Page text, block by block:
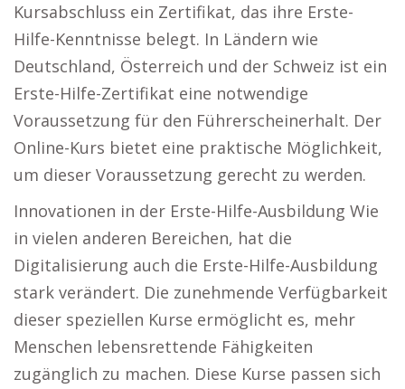
Kursabschluss ein Zertifikat, das ihre Erste-
Hilfe-Kenntnisse belegt. In Ländern wie
Deutschland, Österreich und der Schweiz ist ein
Erste-Hilfe-Zertifikat eine notwendige
Voraussetzung für den Führerscheinerhalt. Der
Online-Kurs bietet eine praktische Möglichkeit,
um dieser Voraussetzung gerecht zu werden.
Innovationen in der Erste-Hilfe-Ausbildung Wie
in vielen anderen Bereichen, hat die
Digitalisierung auch die Erste-Hilfe-Ausbildung
stark verändert. Die zunehmende Verfügbarkeit
dieser speziellen Kurse ermöglicht es, mehr
Menschen lebensrettende Fähigkeiten
zugänglich zu machen. Diese Kurse passen sich